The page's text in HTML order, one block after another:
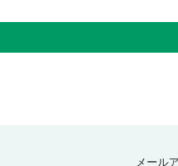
メール